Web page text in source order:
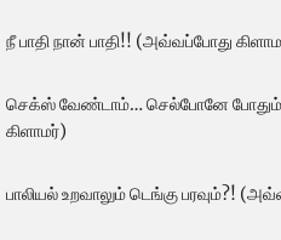
நீ பாதி நான் பாதி!! (அவ்வப்போது
செக்ஸ் வேண்டாம்… செல்போனே
கிளாமர்)
பாலியல் உறவாலும் டெங்கு பரவும்?!